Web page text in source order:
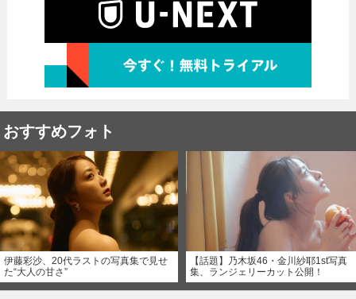
おすすめフォト
伊藤彩沙、20代ラストの写真集で見せ
た“大人の甘さ”
【話題】乃木坂46・金川紗耶1st写真
集、ランジェリーカット公開！